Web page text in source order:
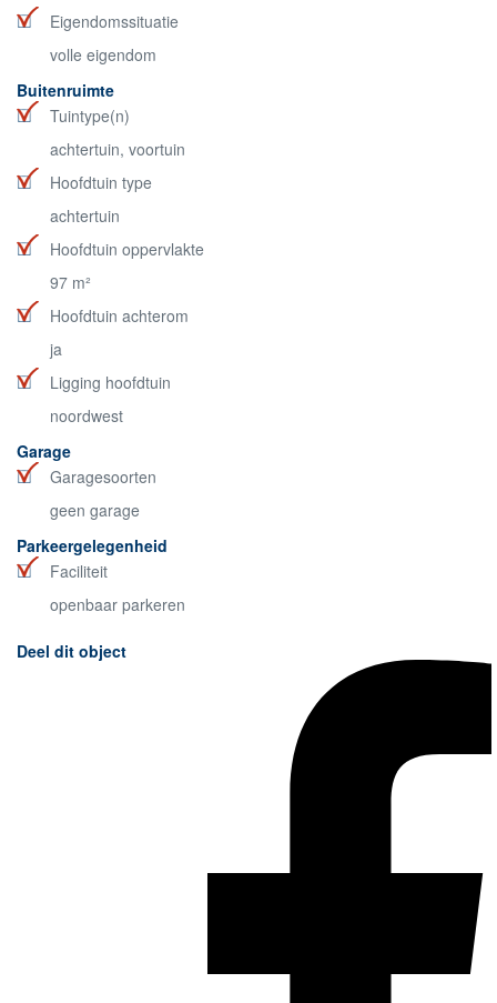
Eigendomssituatie
volle eigendom
Buitenruimte
Tuintype(n)
achtertuin, voortuin
Hoofdtuin type
achtertuin
Hoofdtuin oppervlakte
97 m²
Hoofdtuin achterom
ja
Ligging hoofdtuin
noordwest
Garage
Garagesoorten
geen garage
Parkeergelegenheid
Faciliteit
openbaar parkeren
Deel dit object